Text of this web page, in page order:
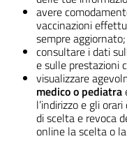
avere
vaccinazioni
sempre aggiornato;
consultare i dati
e sulle prestazioni
visualizzare
medico o pediatra
l’indirizzo e gli
di scelta e revoca
online la scelta o